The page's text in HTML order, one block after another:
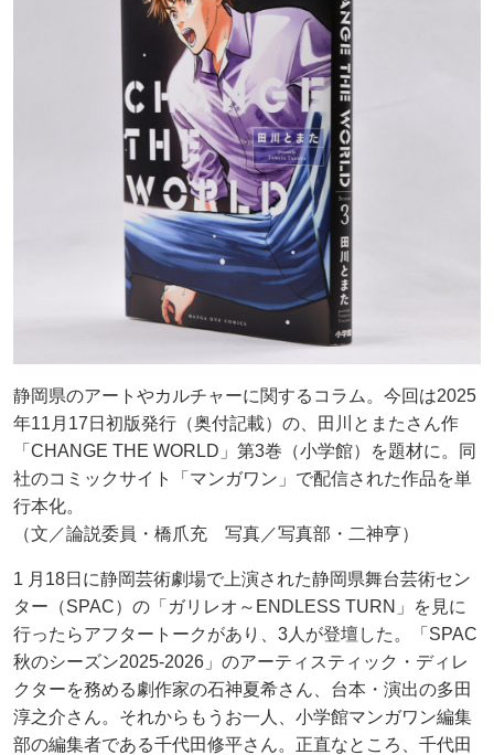
静岡県のアートやカルチャーに関するコラム。今回は2025
年11月17日初版発行（奥付記載）の、田川とまたさん作
「CHANGE THE WORLD」第3巻（小学館）を題材に。同
社のコミックサイト「マンガワン」で配信された作品を単
行本化。
（文／論説委員・橋爪充 写真／写真部・二神亨）
1 月18日に静岡芸術劇場で上演された静岡県舞台芸術セン
ター（SPAC）の「ガリレオ～ENDLESS TURN」を見に
行ったらアフタートークがあり、3人が登壇した。「SPAC
秋のシーズン2025-2026」のアーティスティック・ディレ
クターを務める劇作家の石神夏希さん、台本・演出の多田
淳之介さん。それからもうお一人、小学館マンガワン編集
部の編集者である千代田修平さん。正直なところ、千代田